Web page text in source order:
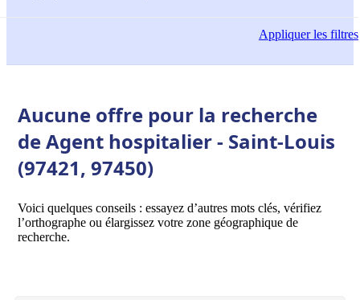
Appliquerles filtres
Aucune offre pour la recherche
de Agent hospitalier - Saint-Louis
(97421, 97450)
Voici quelques conseils : essayez d’autres mots clés, vérifiez
l’orthographe ou élargissez votre zone géographique de
recherche.